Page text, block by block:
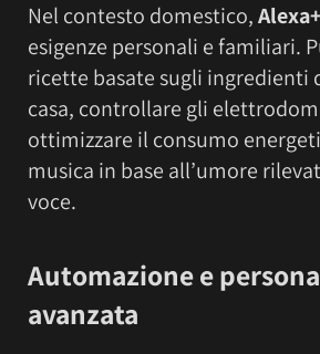
Nel contesto domestico,Alexa+
esigenze personali e familiari.
ricette basate sugli ingredienti
casa, controllare gli
ottimizzare il consumo
musica in base all’umore
voce.
Automazione e
avanzata